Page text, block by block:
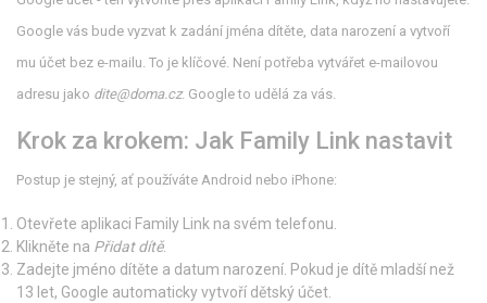
Google vás bude vyzvat k zadání jména dítěte, data narození a vytvoří
mu účet bez e-mailu. To je klíčové. Není potřeba vytvářet e-mailovou
adresu jako dite@doma.cz. Google to udělá za vás.
Krok za krokem: Jak Family Link nastavit
Postup je stejný, ať používáte Android nebo iPhone:
Otevřete aplikaci Family Link na svém telefonu.
Klikněte na Přidat dítě.
Zadejte jméno dítěte a datum narození. Pokud je dítě mladší než
13 let, Google automaticky vytvoří dětský účet.